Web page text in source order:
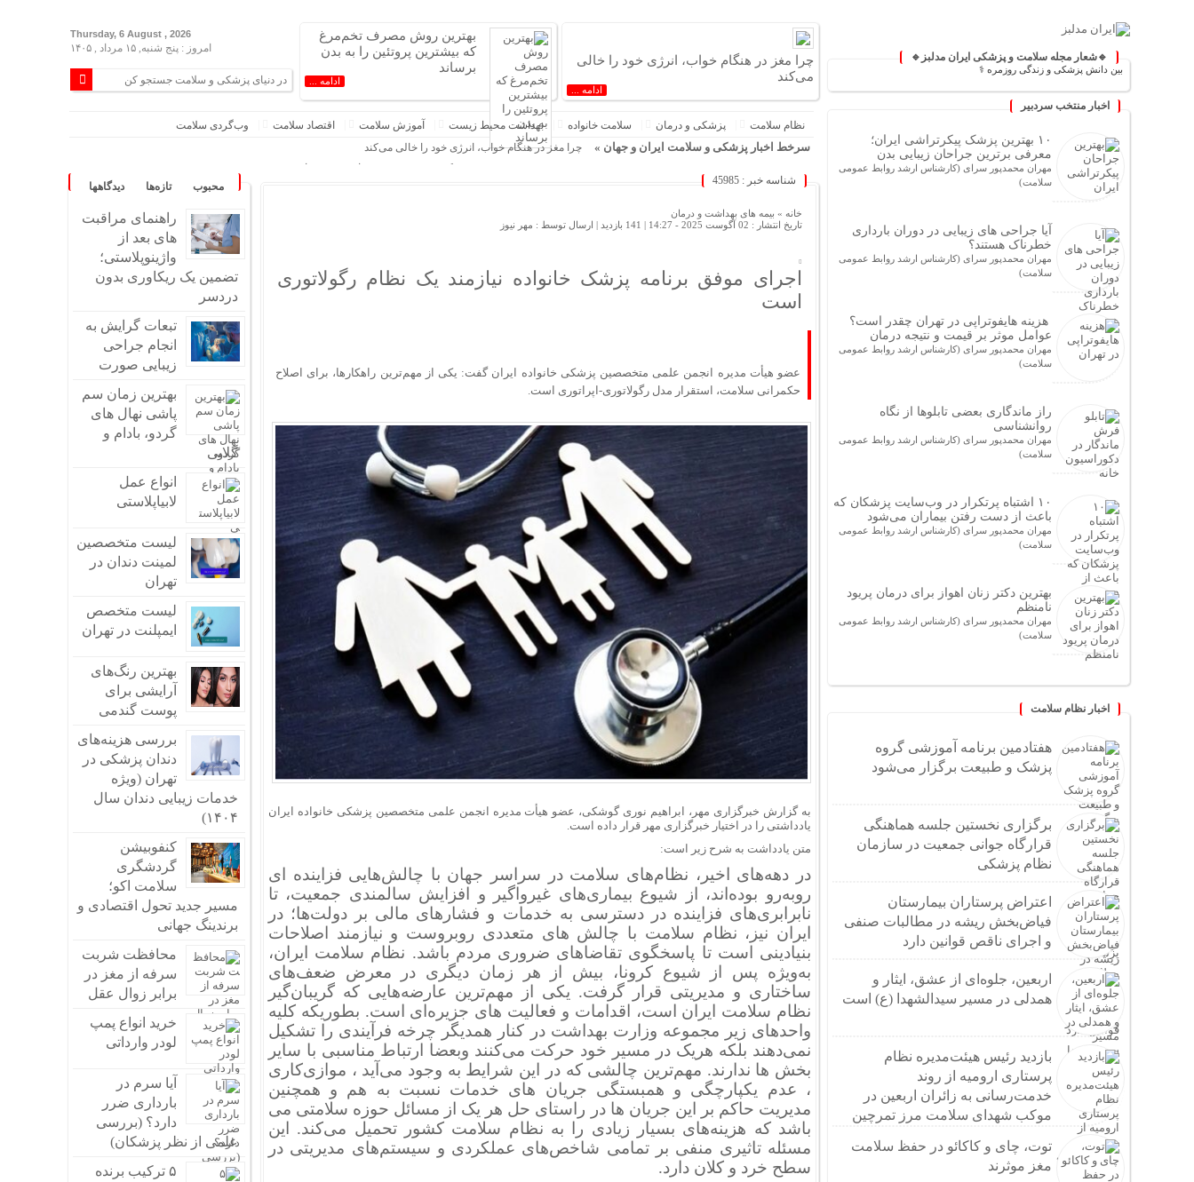
🔹شعار مجله سلامت و پزشکی ایران مدلبز🔹
پلی بین دانش پزشکی و زندگی روزمره ⚕️
اخبار منتخب سردبیر
۱۰ بهترین پزشک پیکرتراشی ایران؛
معرفی برترین جراحان زیبایی بدن
مهران محمدپور سرای (کارشناس ارشد روابط عمومی
سلامت)
آیا جراحی های زیبایی در دوران بارداری
خطرناک هستند؟
مهران محمدپور سرای (کارشناس ارشد روابط عمومی
سلامت)
هزینه هایفوتراپی در تهران چقدر است؟
عوامل موثر بر قیمت و نتیجه درمان
مهران محمدپور سرای (کارشناس ارشد روابط عمومی
سلامت)
راز ماندگاری بعضی تابلوها از نگاه
روانشناسی
مهران محمدپور سرای (کارشناس ارشد روابط عمومی
سلامت)
۱۰ اشتباه پرتکرار در وب‌سایت پزشکان که
باعث از دست رفتن بیماران می‌شود
مهران محمدپور سرای (کارشناس ارشد روابط عمومی
سلامت)
بهترین دکتر زنان اهواز برای درمان پریود
نامنظم
مهران محمدپور سرای (کارشناس ارشد روابط عمومی
سلامت)
اخبار نظام سلامت
هفتادمین برنامه آموزشی گروه
پزشک و طبیعت برگزار می‌شود
برگزاری نخستین جلسه هماهنگی
قرارگاه جوانی جمعیت در سازمان
نظام پزشکی
اعتراض پرستاران بیمارستان
فیاض‌بخش ریشه در مطالبات صنفی
و اجرای ناقص قوانین دارد
اربعین، جلوه‌ای از عشق، ایثار و
همدلی در مسیر سیدالشهدا (ع) است
بازدید رئیس هیئت‌مدیره نظام
پرستاری ارومیه از روند
خدمت‌رسانی به زائران اربعین در
موکب شهدای سلامت مرز تمرچین
توت، چای و کاکائو در حفظ سلامت
مغز موثرند
چرا مغز در هنگام خواب، انرژی خود را خالی
می‌کند
ادامه ...
بهترین روش مصرف تخم‌مرغ
که بیشترین پروتئین را به بدن
برساند
ادامه ...
Thursday, 6 August , 2026
امروز : پنج شنبه, ۱۵ مرداد , ۱۴۰۵
نظام سلامت پزشکی و درمان سلامت خانواده بهداشت محیط زیست آموزش سلامت اقتصاد سلامت وب‌گردی سلامت
سرخط اخبار پزشکی و سلامت ایران و جهان »
چرا مغز در هنگام خواب، انرژی خود را خالی می‌کند
بهترین روش مصرف تخم‌مرغ که بیشترین پروتئین را به بدن برساند
آدم های تنها بیشتر از دیگران دچار کمبود ویتامین می شوند!!+ دلایل
این گیاهان دارویی می‌توانند به آرامش اعصاب و کاهش استرس کمک کنند
این ادویه‌های روزمره می‌توانند به سلامت بدن کمک کنند
۱۰ بهترین پزشک پیکرتراشی ایران؛ معرفی برترین جراحان زیبایی بدن
فرزندپروری با هوش مصنوعی صحیح است یا غلط؟
برگزاری نخستین جلسه هماهنگی قرارگاه جوانی جمعیت در سازمان نظام پزشکی
چرا مردم در شبکه‌های اجتماعی تظاهر به غمگین بودن می‌کنند؟
خودرو بی‌محابا در سراشیبی قیمت+ جدول قیمت روز خودرو
در جست‌وجـــــوی نسخه‌های کمیاب و گران
شناسه خبر : 45985
خانه » بیمه های بهداشت و درمان
تاریخ انتشار : 02 آگوست 2025 - 14:27 |
141 بازدید | ارسال توسط : مهر نیوز
اجرای موفق برنامه پزشک خانواده نیازمند یک نظام رگولاتوری
است
عضو هیأت مدیره انجمن علمی متخصصین پزشکی خانواده ایران گفت: یکی از مهم‌ترین راهکارها، برای اصلاح
حکمرانی سلامت، استقرار مدل رگولاتوری-اپراتوری است.
به گزارش خبرگزاری مهر، ابراهیم نوری گوشکی، عضو هیأت مدیره انجمن علمی متخصصین پزشکی خانواده ایران
یادداشتی را در اختیار خبرگزاری مهر قرار داده است.
متن یادداشت به شرح زیر است:
در دهه‌های اخیر، نظام‌های سلامت در سراسر جهان با چالش‌هایی فزاینده ای
روبه‌رو بوده‌اند، از شیوع بیماری‌های غیرواگیر و افزایش سالمندی جمعیت، تا
نابرابری‌های فزاینده در دسترسی به خدمات و فشارهای مالی بر دولت‌ها؛ در
ایران نیز، نظام سلامت با چالش های متعددی روبروست و نیازمند اصلاحات
بنیادینی است تا پاسخگوی تقاضاهای ضروری مردم باشد. نظام سلامت ایران،
به‌ویژه پس از شیوع کرونا، بیش از هر زمان دیگری در معرض ضعف‌های
ساختاری و مدیریتی قرار گرفت. یکی از مهم‌ترین عارضه‌هایی که گریبان‌گیر
نظام سلامت ایران است، اقدامات و فعالیت های جزیره‌ای است. بطوریکه کلیه
واحدهای زیر مجموعه وزارت بهداشت در کنار همدیگر چرخه فرآیندی را تشکیل
نمی‌دهند بلکه هریک در مسیر خود حرکت می‌کنند وبعضا ارتباط مناسبی با سایر
بخش ها ندارند. مهم‌ترین چالشی که در این شرایط به وجود می‌آید ، موازی‌کاری
، عدم یکپارچگی و همبستگی جریان های خدمات نسبت به هم و همچنین
مدیریت حاکم بر این جریان ها در راستای حل هر یک از مسائل حوزه سلامتی می
باشد که هزینه‌های بسیار زیادی را به نظام سلامت کشور تحمیل می‌کند. این
مسئله تاثیری منفی بر تمامی شاخص‌های عملکردی و سیستم‌های مدیریتی در
سطح خرد و کلان دارد.
محبوب تازه‌ها دیدگاهها
راهنمای مراقبت
های بعد از
واژینوپلاستی؛
تضمین یک ریکاوری بدون
دردسر
تبعات گرایش به
انجام جراحی
زیبایی صورت
بهترین زمان سم
پاشی نهال های
گردو، بادام و
گلابی
انواع عمل
لابیاپلاستی
لیست متخصصین
لمینت دندان در
تهران
لیست متخصص
ایمپلنت در تهران
بهترین رنگ‌های
آرایشی برای
پوست گندمی
بررسی هزینه‌های
دندان پزشکی در
تهران (ویژه
خدمات زیبایی دندان سال
۱۴۰۴)
کنفوبیشن
گردشگری
سلامت اکو؛
مسیر جدید تحول اقتصادی و
برندینگ جهانی
محافظت شربت
سرفه از مغز در
برابر زوال عقل
خرید انواع پمپ
لودر وارداتی
آیا سرم در
بارداری ضرر
دارد؟ (بررسی
علمی از نظر پزشکان)
۵ ترکیب برنده